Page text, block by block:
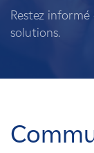
Propriétaires
Carrières
Restez
solutions.